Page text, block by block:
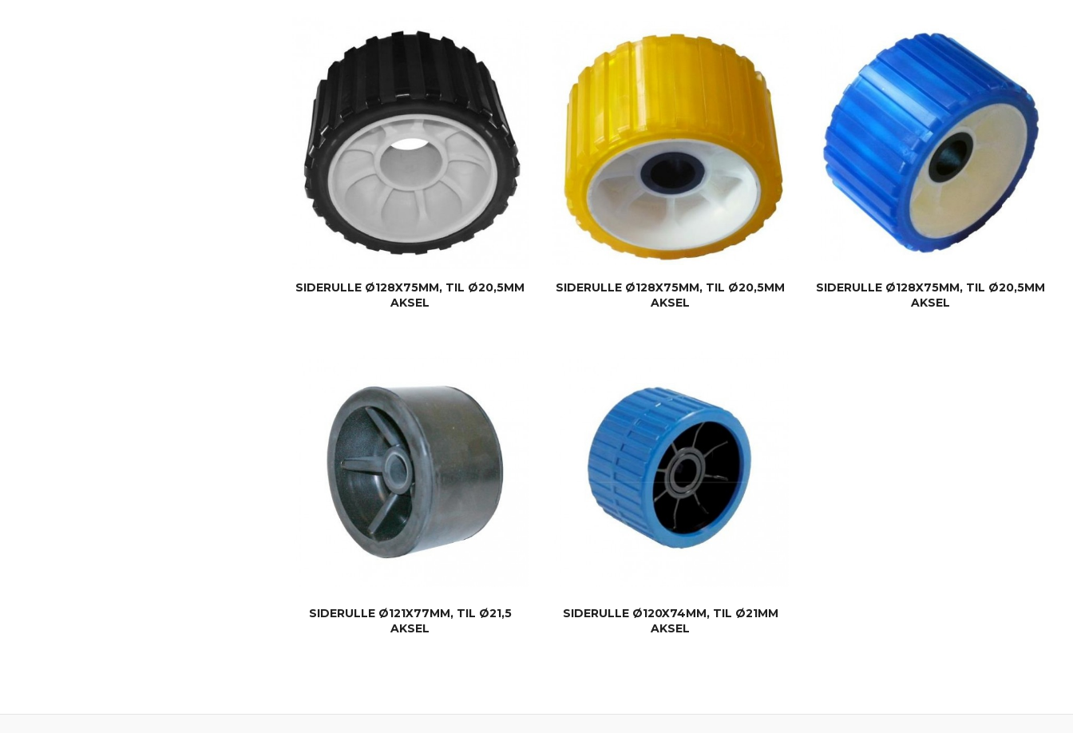
SIDERULLE Ø128X75MM, TIL Ø20,5MM
AKSEL
SIDERULLE Ø128X75MM, TIL Ø20,5MM
AKSEL
SIDERULLE Ø128X75MM, TIL Ø20,5MM
AKSEL
SIDERULLE Ø121X77MM, TIL Ø21,5
AKSEL
SIDERULLE Ø120X74MM, TIL Ø21MM
AKSEL